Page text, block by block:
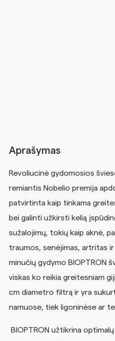
Aprašymas
Revoliucinė gydomosios
remiantis Nobelio premija
patvirtinta kaip tinkama
bei galinti užkirsti kelią
sužalojimų, tokių kaip aknė,
traumos, senėjimas, artritas
minučių gydymo BIOPTRON
viskas ko reikia greitesniam
cm diametro filtrą ir yra
namuose, tiek ligoninėse ar
BIOPTRON užtikrina